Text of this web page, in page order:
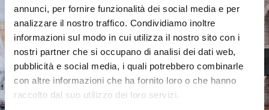
annunci, per fornire funzionalità dei social media e per
analizzare il nostro traffico. Condividiamo inoltre
informazioni sul modo in cui utilizza il nostro sito con i
nostri partner che si occupano di analisi dei dati web,
pubblicità e social media, i quali potrebbero combinarle
con altre informazioni che ha fornito loro o che hanno
raccolto dal suo utilizzo dei loro servizi.